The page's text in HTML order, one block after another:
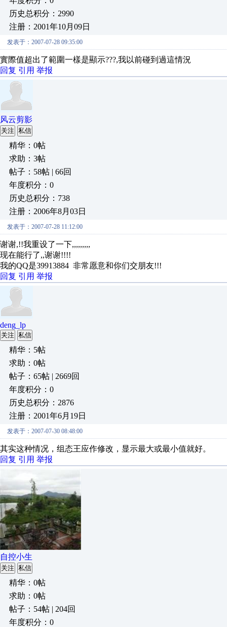
历史总积分：2990
注册：2001年10月09日
发表于：2007-07-28 09:35:00
實際值超出了範圍一樣是顯示???,我以前碰到過這情況
回复 引用 举报
风云剪影
关注 私信
精华：0帖
求助：3帖
帖子：58帖 | 66回
年度积分：0
历史总积分：738
注册：2006年8月03日
发表于：2007-07-28 11:12:00
谢谢,!!我重设了一下,,,,,,,,,
现在能行了,,谢谢!!!!
我的QQ是39913884 非常愿意和你们交朋友!!!
回复 引用 举报
deng_lp
关注 私信
精华：5帖
求助：0帖
帖子：65帖 | 2669回
年度积分：0
历史总积分：2876
注册：2001年6月19日
发表于：2007-07-30 08:48:00
其实这种情况，组态王应作修改，显示最大或最小值就好。
回复 引用 举报
自控小生
关注 私信
精华：0帖
求助：0帖
帖子：54帖 | 204回
年度积分：0